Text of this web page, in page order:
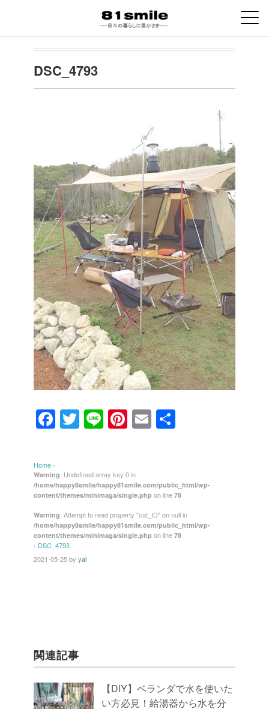
DSC_4793
F
a
e
b
o
o
k
T
wi
er
Li
n
Pi
nt
e
st
E
m
Home ›
Warning: Undefined array key 0 in
/home/happy8smile/happy81smile.com/public_html/wp-
content/themes/minimaga/single.php on line 78
Warning: Attempt to read property "cat_ID" on null in
/home/happy8smile/happy81smile.com/public_html/wp-
content/themes/minimaga/single.php on line 78
› DSC_4793
2021-05-25by yai
関連記事
【DIY】ベランダで水を使いた
い方必見！給湯器から水を分